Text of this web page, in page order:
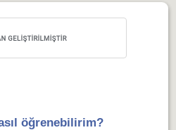
öğrenebilirim?